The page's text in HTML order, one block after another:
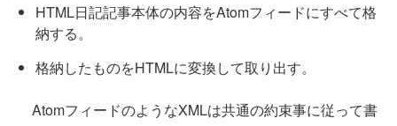
HTML日記記事本体の内容をAtomフィードにすべて格
納する。
格納したものをHTMLに変換して取り出す。
AtomフィードのようなXMLは共通の約束事に従って書